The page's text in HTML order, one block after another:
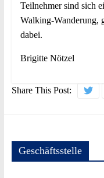
Teilnehmer sind sich
Walking-Wanderung,
dabei.
Brigitte Nötzel
Share This Post:
Geschäftsstelle